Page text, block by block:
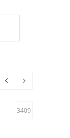
3409